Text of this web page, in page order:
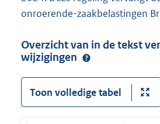
onroerende-zaakbelastingen
Overzicht van in de tekst
wijzigingen
Toon volledige tabel